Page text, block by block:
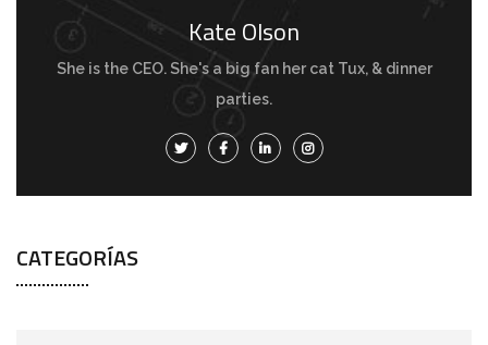
Kate Olson
She is the CEO. She's a big fan her cat Tux, & dinner
parties.
CATEGORÍAS